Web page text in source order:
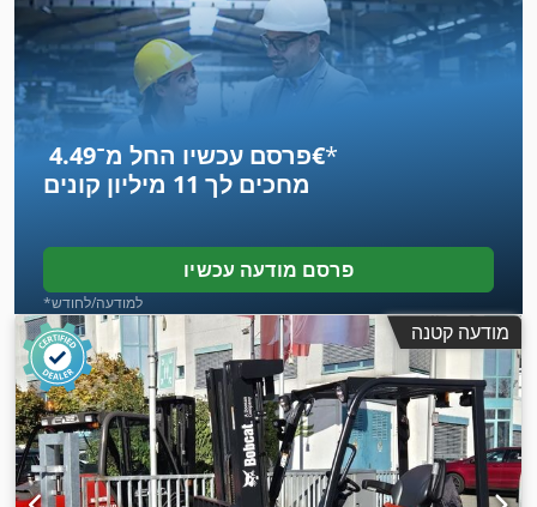
1,340 ק"ג
, אורך כולל:1,964 מ"מ , סוג הנעה:Elektro
, רוחב בנייה:
820 מ"מ,
פרסם עכשיו החל מ־‏4.49 ‏€*
מחכים לך 11 מיליון קונים
פרסם מודעה עכשיו
*למודעה/לחודש
מודעה קטנה